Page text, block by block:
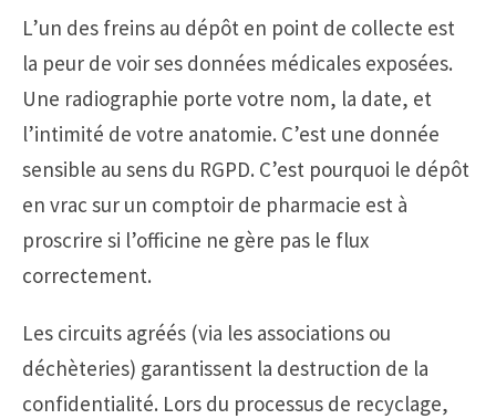
L’un des freins au dépôt en point de collecte est
la peur de voir ses données médicales exposées.
Une radiographie porte votre nom, la date, et
l’intimité de votre anatomie. C’est une donnée
sensible au sens du RGPD. C’est pourquoi le dépôt
en vrac sur un comptoir de pharmacie est à
proscrire si l’officine ne gère pas le flux
correctement.
Les circuits agréés (via les associations ou
déchèteries) garantissent la destruction de la
confidentialité. Lors du processus de recyclage,